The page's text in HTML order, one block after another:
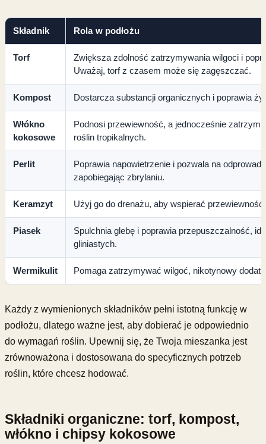
Składnik Rola w podłożu
Torf
Zwiększa zdolność zatrzymywania wilgoci i
Uważaj, torf z czasem może się zagęszczać.
Kompost Dostarcza substancji organicznych i poprawia
Włókno
kokosowe
Podnosi przewiewność, a jednocześnie
roślin tropikalnych.
Perlit
Poprawia napowietrzenie i pozwala na
zapobiegając zbrylaniu.
Keramzyt Użyj go do drenażu, aby wspierać przewiewność
Piasek
Spulchnia glebę i poprawia przepuszczalność,
gliniastych.
Wermikulit Pomaga zatrzymywać wilgoć, nikotynowy
Każdy z wymienionych składników pełni istotną funkcję w
podłożu, dlatego ważne jest, aby dobierać je odpowiednio
do wymagań roślin. Upewnij się, że Twoja mieszanka jest
zrównoważona i dostosowana do specyficznych potrzeb
roślin, które chcesz hodować.
Składniki organiczne: torf, kompost,
włókno i chipsy kokosowe